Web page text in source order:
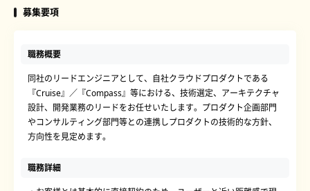
募集要項
職務概要
同社のリードエンジニアとして、自社クラウドプロダクトである
『Cruise』／『Compass』等における、技術選定、アーキテクチャ
設計、開発業務のリードをお任せいたします。プロダクト企画部門
やコンサルティング部門等との連携しプロダクトの技術的な方針、
方向性を見定めます。
職務詳細